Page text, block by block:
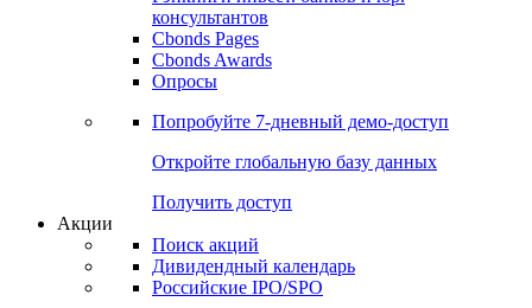
Сукук
Ломбардные списки
Участники рынка
Рэнкинги инвест. банков и юр.
Cbonds Pages
Опросы
Попробуйте7-дневный
Откройте глобальную базу данных
Получить доступ